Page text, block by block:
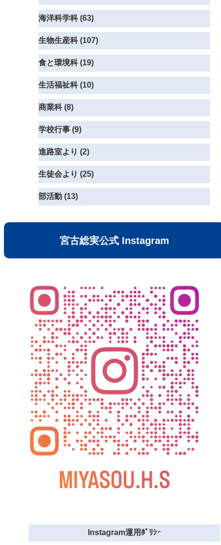
海洋科学科 (63)
生物生産科 (107)
食と環境科 (19)
生活福祉科 (10)
商業科 (8)
学校行事 (9)
進路室より (2)
生徒会より (25)
部活動 (13)
宮古総実公式 Instagram
Instagram運用ﾎﾟﾘｼｰ